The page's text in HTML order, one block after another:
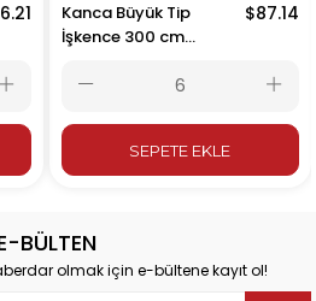
Kanca Büyük Tip
İşkence 300 cm
$87.14
SEPETE EKLE
BÜLTEN
olmak için e-bültene kayıt ol!